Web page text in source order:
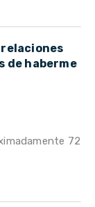
de haberme
72